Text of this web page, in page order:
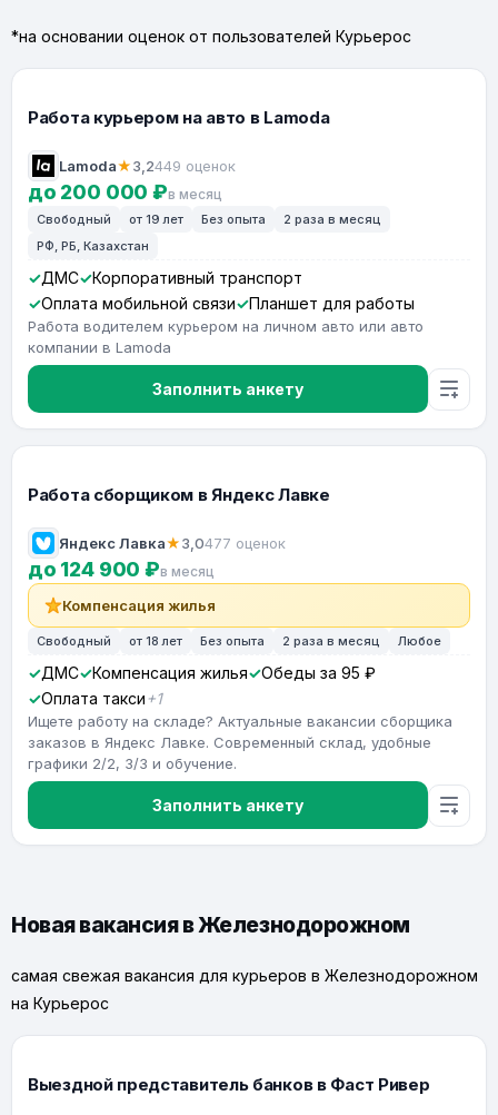
*на основании оценок от пользователей Курьерос
Работа курьером на авто в Lamoda
Lamoda★3,2449 оценок
до 200 000 ₽в месяц
Свободный от 19 лет Без опыта
2 раза в месяц
РФ, РБ, Казахстан
ДМС
Корпоративный транспорт
Оплата мобильной связи
Планшет для работы
Работа водителем курьером на личном авто или авто
компании в Lamoda
Заполнить анкету
Работа сборщиком в Яндекс Лавке
Яндекс Лавка★3,0477 оценок
до 124 900 ₽в месяц
Компенсация жилья
Свободный от 18 лет Без опыта 2 раза в месяц Любое
ДМС Компенсация жилья
Обеды за 95 ₽
Оплата такси +1
Ищете работу на складе? Актуальные вакансии сборщика
заказов в Яндекс Лавке. Современный склад, удобные
графики 2/2, 3/3 и обучение.
Заполнить анкету
Новая вакансия в Железнодорожном
самая свежая вакансия для курьеров в Железнодорожном
на Курьерос
Выездной представитель банков в Фаст Ривер